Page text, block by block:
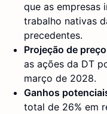
que as empresas
trabalho nativas
precedentes.
Projeção de
as ações da DT
março de 2028.
Ganhos
total de 26% em